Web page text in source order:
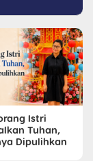
Istri
Tuhan,
Dipulihkan